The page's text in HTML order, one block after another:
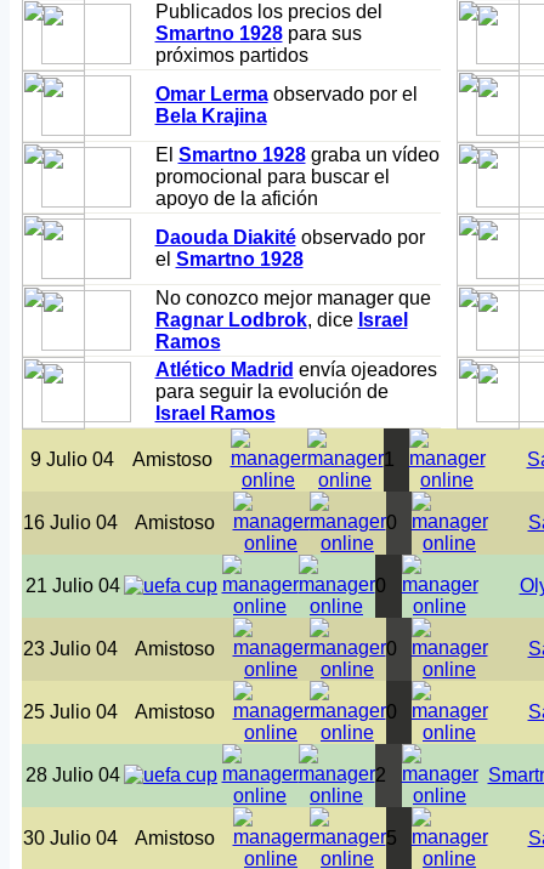
Publicados los precios del
Smartno 1928para sus
próximos partidos
Omar Lermaobservado por el
Bela Krajina
El Smartno 1928graba un vídeo
promocional para buscar el
apoyo de la afición
Daouda Diakitéobservado por
el Smartno 1928
No conozco mejor manager que
Ragnar Lodbrok, dice Israel
Ramos
Atlético Madrid envía ojeadores
para seguir la evolución de
Israel Ramos
9 Julio 04 Amistoso 1
16 Julio 04 Amistoso 0
21 Julio 04 0
23 Julio 04 Amistoso 0
25 Julio 04 Amistoso 0
28 Julio 04 2
30 Julio 04 Amistoso 5